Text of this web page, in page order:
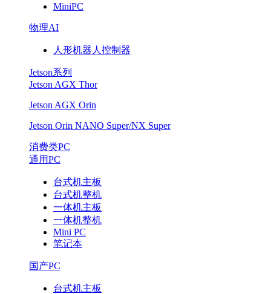
MiniPC
物理AI
人形机器人控制器
Jetson系列
Jetson AGX Thor
Jetson AGX Orin
Jetson Orin NANO Super/NX Super
消费类PC
通用PC
台式机主板
台式机整机
一体机主板
一体机整机
Mini PC
笔记本
国产PC
台式机主板